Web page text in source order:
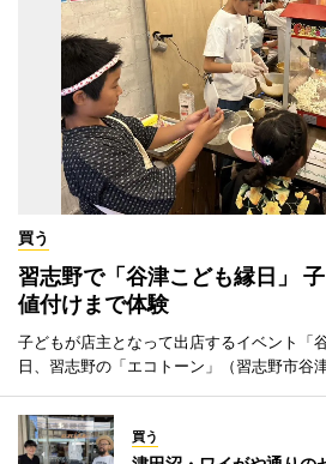
買う
習志野で「谷津こども縁日」
値付けまで体験
子どもが店主となって出店するイベント「
日、習志野の「エコトーン」（習志野市谷
買う